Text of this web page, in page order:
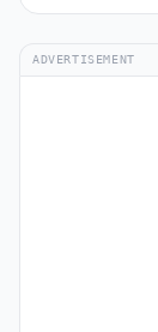
ADVERTISEMENT